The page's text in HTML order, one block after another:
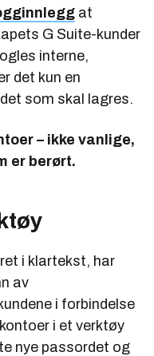
at
G Suite-kunder
interne,
det kun en
som skal lagres.
– ikke vanlige,
er berørt.
i klartekst, har
av
i forbindelse
i et verktøy
nye passordet og